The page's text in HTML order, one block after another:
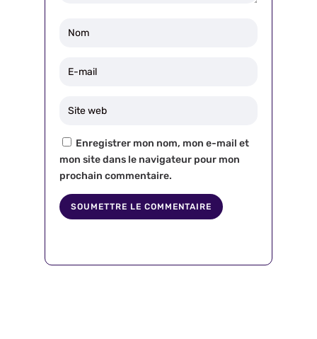
Enregistrer mon nom, mon e-mail et
mon site dans le navigateur pour mon
prochain commentaire.
SOUMETTRE LE COMMENTAIRE